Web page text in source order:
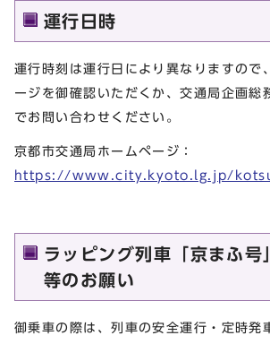
運行日時
運行時刻は運行日により異なりますので
ージを御確認いただくか、交通局企画総
でお問い合わせください。
京都市交通局ホームページ：
https://www.city.kyoto.lg.jp/
ラッピング列車「京まふ号
等のお願い
御乗車の際は、列車の安全運行・定時発